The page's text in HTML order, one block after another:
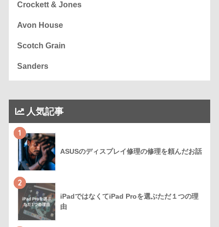
Crockett & Jones
Avon House
Scotch Grain
Sanders
人気記事
1
ASUSのディスプレイ修理の修理を頼んだお話
2
iPadではなくてiPad Proを選ぶただ１つの理
由